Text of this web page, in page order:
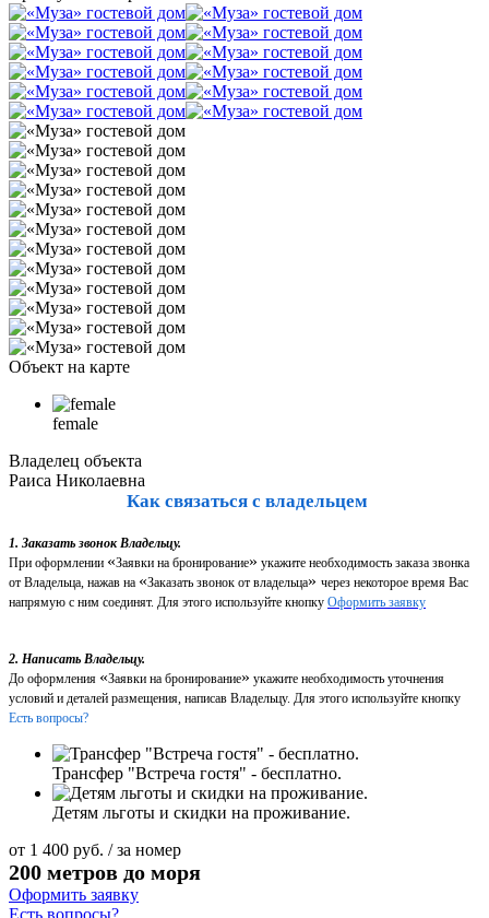
Объект на карте
female
Владелец объекта
Раиса Николаевна
Как связаться с владельцем
1. Заказать звонок Владельцу.
При оформлении «Заявки на бронирование» укажите необходимость заказа звонка
от Владельца, нажав на «Заказать звонок от владельца» через некоторое время Вас
напрямую с ним соединят. Для этого используйте кнопку Оформить заявку
2. Написать Владельцу.
До оформления «Заявки на бронирование» укажите необходимость уточнения
условий и деталей размещения, написав Владельцу. Для этого используйте кнопку
Есть вопросы?
Трансфер "Встреча гостя" - бесплатно.
Детям льготы и скидки на проживание.
от 1 400 руб. / за номер
200 метров до моря
Оформить заявку
Есть вопросы?